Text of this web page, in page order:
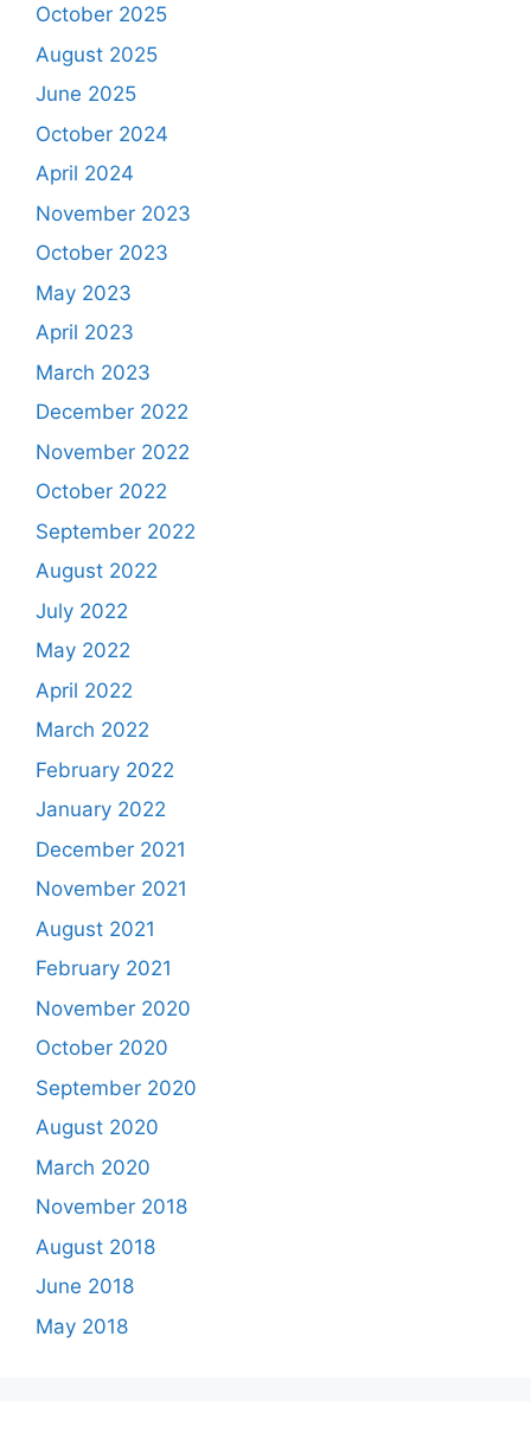
October 2025
August 2025
June 2025
October 2024
April 2024
November 2023
October 2023
May 2023
April 2023
March 2023
December 2022
November 2022
October 2022
September 2022
August 2022
July 2022
May 2022
April 2022
March 2022
February 2022
January 2022
December 2021
November 2021
August 2021
February 2021
November 2020
October 2020
September 2020
August 2020
March 2020
November 2018
August 2018
June 2018
May 2018